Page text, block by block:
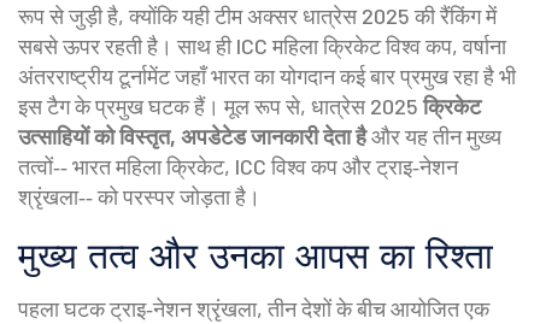
रूप से जुड़ी है, क्योंकि यही टीम अक्सर धात्रेस 2025 की रैंकिंग में
सबसे ऊपर रहती है। साथ हीICC महिला क्रिकेट विश्व कप,वर्षाना
अंतरराष्ट्रीय टूर्नामेंट जहाँ भारत का योगदान कई बार प्रमुख रहा हैभी
इस टैग के प्रमुख घटक हैं। मूल रूप से, धात्रेस 2025क्रिकेट
उत्साहियों को विस्तृत, अपडेटेड जानकारी देता हैऔर यह तीन मुख्य
तत्वों‑‑ भारत महिला क्रिकेट, ICC विश्व कप और ट्राइ‑नेशन
श्रृंखला‑‑ को परस्पर जोड़ता है।
मुख्य तत्व और उनका आपस का रिश्ता
पहला घटकट्राइ‑नेशन श्रृंखला,तीन देशों के बीच आयोजित एक